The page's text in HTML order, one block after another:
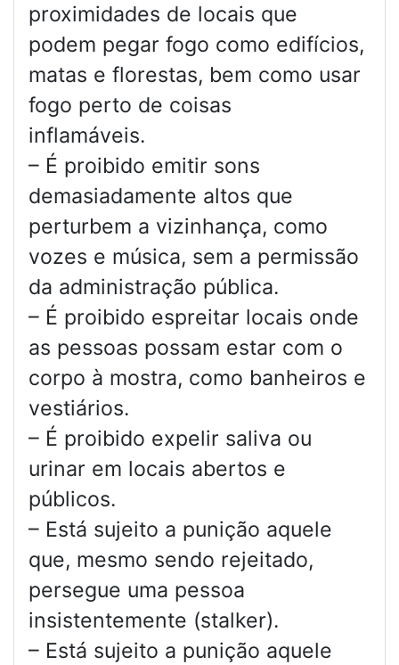
proximidades de locais que
podem pegar fogo como edifícios,
matas e florestas, bem como usar
fogo perto de coisas
inflamáveis.
– É proibido emitir sons
demasiadamente altos que
perturbem a vizinhança, como
vozes e música, sem a permissão
da administração pública.
– É proibido espreitar locais onde
as pessoas possam estar com o
corpo à mostra, como banheiros e
vestiários.
– É proibido expelir saliva ou
urinar em locais abertos e
públicos.
– Está sujeito a punição aquele
que, mesmo sendo rejeitado,
persegue uma pessoa
insistentemente (stalker).
– Está sujeito a punição aquele